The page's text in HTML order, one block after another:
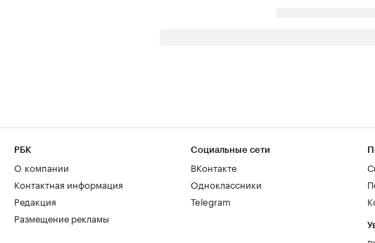
РБК
О компании
Контактная информация
Редакция
Размещение рекламы
Социальные сети
ВКонтакте
Одноклассники
Telegram